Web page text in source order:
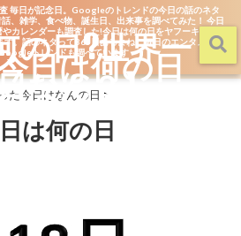
毎日が記念日。Googleのトレンドの今日の話のネタ
、雑学、食べ物、誕生日、出来事を調べてみた！ 今日
カレンダーも調査した!今日は何の日をヤフーキッズや
。話のネタって365日あるよね。毎日のエンタメを
トレンドも調べています
の日?世界一
日は何の日
なん？】
た今日はなんの日 >
は何の日